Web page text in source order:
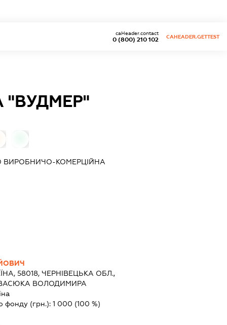
0 (800) 210 102
caHeader.contact
CAHEADER.GETTEST
"ВУДМЕР"
ВИРОБНИЧО-КОМЕРЦІЙНА
58018, ЧЕРНІВЕЦЬКА ОБЛ.,
ВОЛОДИМИРА
фонду (грн.):1 000 (100 %)